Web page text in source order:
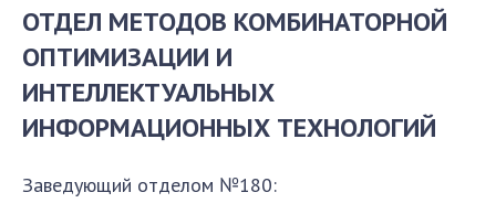
вакансии
государственные закупки
общественные организации
ИССЛЕДОВАНИЯ
ОТДЕЛ МЕТОДОВ КОМБИНАТОРНОЙ
ОПТИМИЗАЦИИ И
ИНТЕЛЛЕКТУАЛЬНЫХ
ИНФОРМАЦИОННЫХ ТЕХНОЛОГИЙ
Заведующий отделом №180: